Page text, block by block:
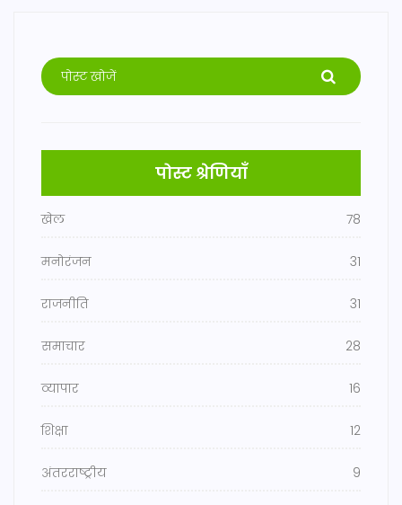
पोस्ट श्रेणियाँ
खेल 78
मनोरंजन 31
राजनीति 31
समाचार 28
व्यापार 16
शिक्षा 12
अंतरराष्ट्रीय 9